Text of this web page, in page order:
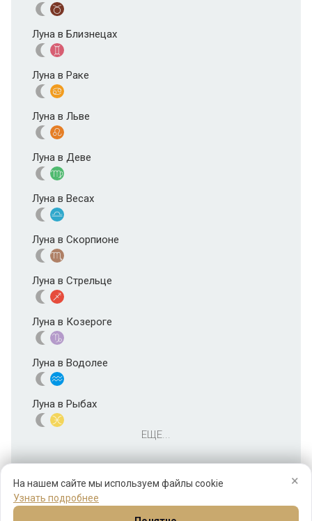
×
На нашем сайте мы используем файлы cookie
Узнать подробнее
Луна в Близнецах
Луна в Раке
Луна в Льве
Луна в Деве
Луна в Весах
Луна в Скорпионе
Луна в Стрельце
Луна в Козероге
Луна в Водолее
Луна в Рыбах
ЕЩЕ...